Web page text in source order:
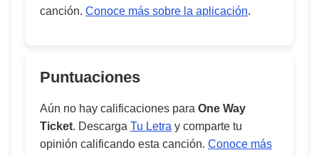
canción. Conoce más sobre la aplicación.
Puntuaciones
Aún no hay calificaciones para One Way
Ticket. Descarga Tu Letra y comparte tu
opinión calificando esta canción. Conoce más